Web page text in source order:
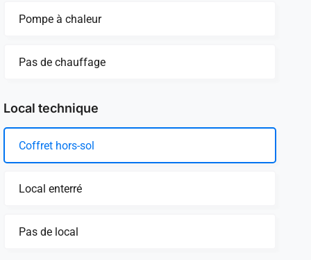
Pompe à chaleur
Pas de chauffage
Local technique
Coffret hors-sol
Local enterré
Pas de local